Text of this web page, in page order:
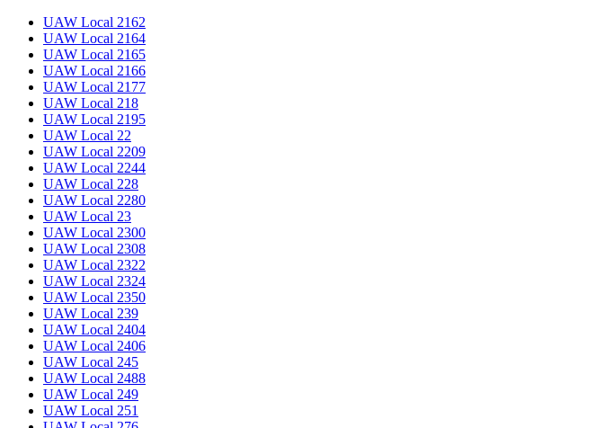
UAW Local 2162
UAW Local 2164
UAW Local 2165
UAW Local 2166
UAW Local 2177
UAW Local 218
UAW Local 2195
UAW Local 22
UAW Local 2209
UAW Local 2244
UAW Local 228
UAW Local 2280
UAW Local 23
UAW Local 2300
UAW Local 2308
UAW Local 2322
UAW Local 2324
UAW Local 2350
UAW Local 239
UAW Local 2404
UAW Local 2406
UAW Local 245
UAW Local 2488
UAW Local 249
UAW Local 251